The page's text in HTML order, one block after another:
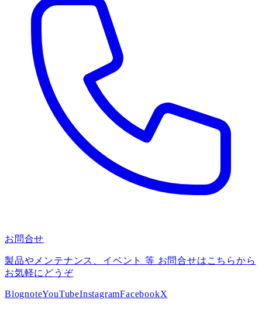
お問合せ
製品やメンテナンス、イベント 等 お問合せはこちらから
お気軽にどうぞ
BlognoteYouTubeInstagramFacebookX